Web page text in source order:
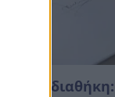
χωρίς